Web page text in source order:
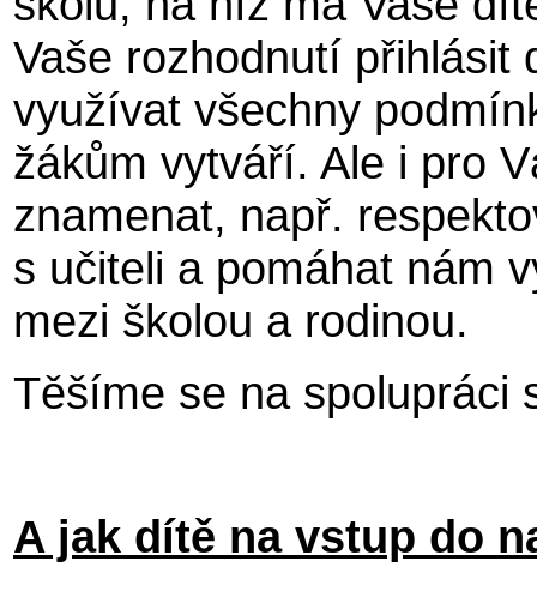
Vaše rozhodnutí
využívat všechny
žákům vytváří. Ale i pro
znamenat, např.
s učiteli a pomáhat nám
mezi školou a rodinou.
Těšíme se na spolupráci
A jak dítě na vstup do